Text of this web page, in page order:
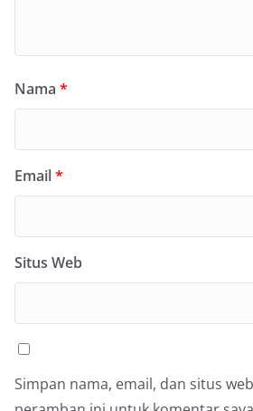
Nama *
Email*
Situs Web
Simpan nama, email, dan situs